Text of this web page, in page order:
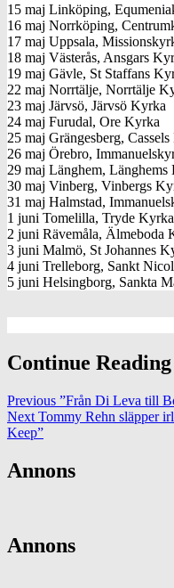
15 maj Linköping,
16 maj Norrköping,
17 maj Uppsala,
18 maj Västerås, Ansgars
19 maj Gävle, St Staffans
22 maj Norrtälje, Norrtälje
23 maj Järvsö, Järvsö Kyrka
24 maj Furudal, Ore Kyrka
25 maj Grängesberg,
26 maj Örebro,
29 maj Länghem, Länghems
30 maj Vinberg, Vinbergs
31 maj Halmstad,
1 juni Tomelilla, Tryde Kyrka
2 juni Rävemåla, Älmeboda
3 juni Malmö, St Johannes
4 juni Trelleborg, Sankt
5 juni Helsingborg, Sankta
Continue Reading
Previous ”Från Di Leva till
Next Tommy Rehn släpper
Keep”
Annons
Annons